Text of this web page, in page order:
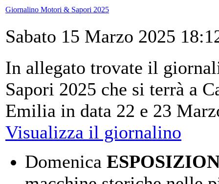
Giornalino Motori & Sapori 2025
Sabato 15 Marzo 2025
In allegato trovate il
Sapori 2025 che si terrà a
Emilia in data 22 e 23
Visualizza il giornalino
Domenica